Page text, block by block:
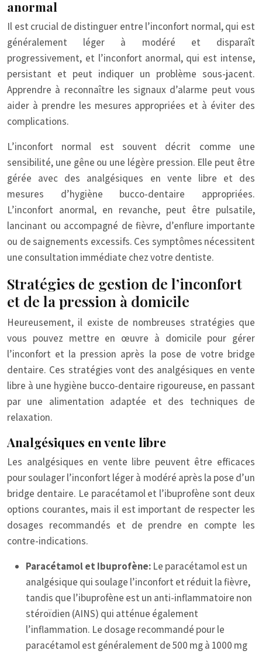
anormal
Il est crucial de distinguer entre l’inconfort normal, qui est
généralement léger à modéré et disparaît
progressivement, et l’inconfort anormal, qui est intense,
persistant et peut indiquer un problème sous-jacent.
Apprendre à reconnaître les signaux d’alarme peut vous
aider à prendre les mesures appropriées et à éviter des
complications.
L’inconfort normal est souvent décrit comme une
sensibilité, une gêne ou une légère pression. Elle peut être
gérée avec des analgésiques en vente libre et des
mesures d’hygiène bucco-dentaire appropriées.
L’inconfort anormal, en revanche, peut être pulsatile,
lancinant ou accompagné de fièvre, d’enflure importante
ou de saignements excessifs. Ces symptômes nécessitent
une consultation immédiate chez votre dentiste.
Stratégies de gestion de l’inconfort
et de la pression à domicile
Heureusement, il existe de nombreuses stratégies que
vous pouvez mettre en œuvre à domicile pour gérer
l’inconfort et la pression après la pose de votre bridge
dentaire. Ces stratégies vont des analgésiques en vente
libre à une hygiène bucco-dentaire rigoureuse, en passant
par une alimentation adaptée et des techniques de
relaxation.
Analgésiques en vente libre
Les analgésiques en vente libre peuvent être efficaces
pour soulager l’inconfort léger à modéré après la pose d’un
bridge dentaire. Le paracétamol et l’ibuprofène sont deux
options courantes, mais il est important de respecter les
dosages recommandés et de prendre en compte les
contre-indications.
Paracétamol et Ibuprofène: Le paracétamol est un
analgésique qui soulage l’inconfort et réduit la fièvre,
tandis que l’ibuprofène est un anti-inflammatoire non
stéroïdien (AINS) qui atténue également
l’inflammation. Le dosage recommandé pour le
paracétamol est généralement de 500 mg à 1000 mg